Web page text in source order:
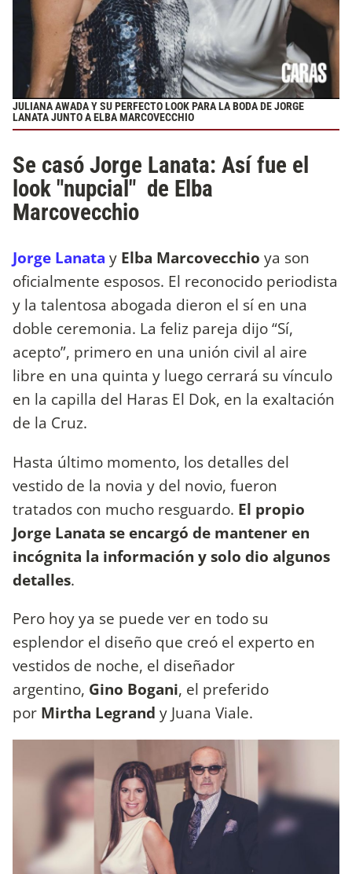
JULIANA AWADA Y SU PERFECTO LOOK PARA LA BODA DE JORGE
LANATA JUNTO A ELBA MARCOVECCHIO
Se casó Jorge Lanata: Así fue el
look "nupcial" de Elba
Marcovecchio
Jorge Lanata y Elba Marcovecchio ya son
oficialmente esposos. El reconocido periodista
y la talentosa abogada dieron el sí en una
doble ceremonia. La feliz pareja dijo “Sí,
acepto”, primero en una unión civil al aire
libre en una quinta y luego cerrará su vínculo
en la capilla del Haras El Dok, en la exaltación
de la Cruz.
Hasta último momento, los detalles del
vestido de la novia y del novio, fueron
tratados con mucho resguardo. El propio
Jorge Lanata se encargó de mantener en
incógnita la información y solo dio algunos
detalles.
Pero hoy ya se puede ver en todo su
esplendor el diseño que creó el experto en
vestidos de noche, el diseñador
argentino, Gino Bogani, el preferido
por Mirtha Legrand y Juana Viale.